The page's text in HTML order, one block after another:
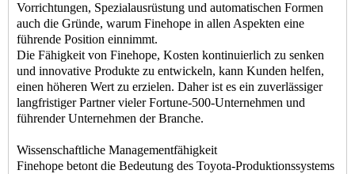
Vorrichtungen, Spezialausrüstung und automatischen Formen
auch die Gründe, warum Finehope in allen Aspekten eine
führende Position einnimmt.
Die Fähigkeit von Finehope, Kosten kontinuierlich zu senken
und innovative Produkte zu entwickeln, kann Kunden helfen,
einen höheren Wert zu erzielen. Daher ist es ein zuverlässiger
langfristiger Partner vieler Fortune-500-Unternehmen und
führender Unternehmen der Branche.
Wissenschaftliche Managementfähigkeit
Finehope betont die Bedeutung des Toyota-Produktionssystems